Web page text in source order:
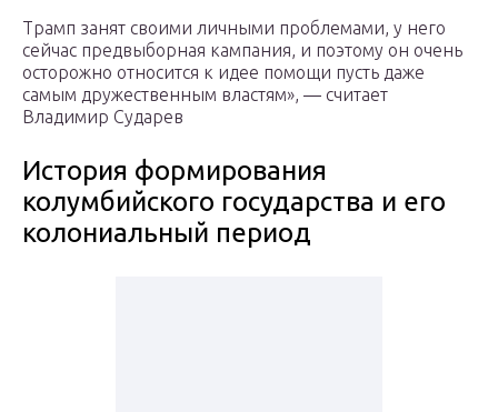
Трамп занят своими личными проблемами, у него
сейчас предвыборная кампания, и поэтому он очень
осторожно относится к идее помощи пусть даже
самым дружественным властям», — считает
Владимир Сударев
История формирования
колумбийского государства и его
колониальный период